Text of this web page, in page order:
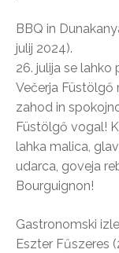
BBQ in
julij 2024).
26. julija se
Večerja Füstölgő
zahod in
Füstölgő vogal!
lahka malica,
udarca, goveja
Bourguignon!
Gastronomski
Eszter Fűszeres